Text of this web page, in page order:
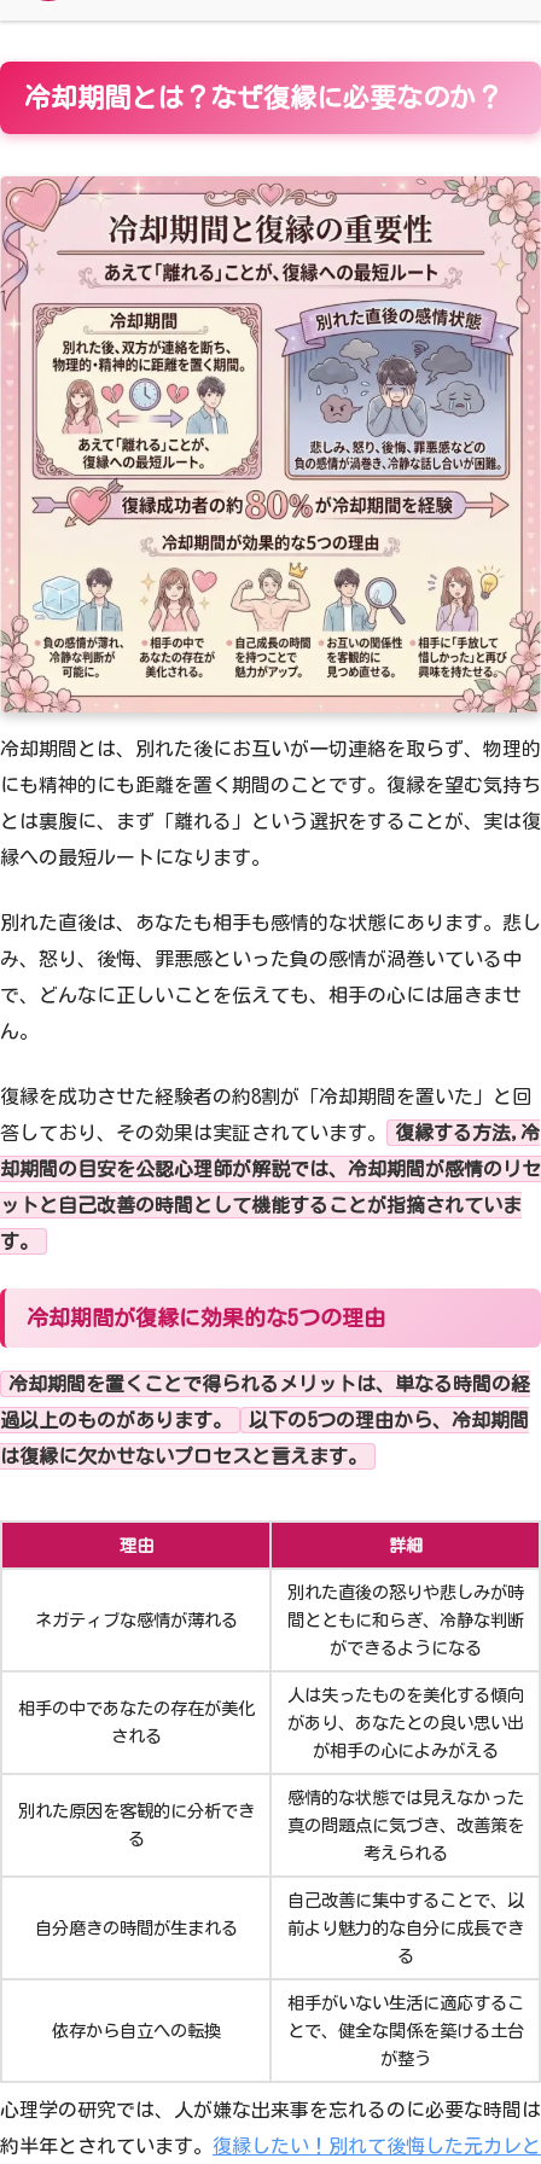
冷却期間とは？なぜ復縁に必要なのか？
冷却期間とは、別れた後にお互いが一切連絡を取らず、物理的
にも精神的にも距離を置く期間のことです。復縁を望む気持ち
とは裏腹に、まず「離れる」という選択をすることが、実は復
縁への最短ルートになります。
別れた直後は、あなたも相手も感情的な状態にあります。悲し
み、怒り、後悔、罪悪感といった負の感情が渦巻いている中
で、どんなに正しいことを伝えても、相手の心には届きませ
ん。
復縁を成功させた経験者の約8割が「冷却期間を置いた」と回
答しており、その効果は実証されています。
復縁する方法,冷
却期間の目安を公認心理師が解説では、冷却期間が感情のリセ
ットと自己改善の時間として機能することが指摘されていま
す。
冷却期間が復縁に効果的な5つの理由
冷却期間を置くことで得られるメリットは、単なる時間の経
過以上のものがあります。
以下の5つの理由から、冷却期間
は復縁に欠かせないプロセスと言えます。
理由 詳細
ネガティブな感情が薄れる
別れた直後の怒りや悲しみが時
間とともに和らぎ、冷静な判断
ができるようになる
相手の中であなたの存在が美化
される
人は失ったものを美化する傾向
があり、あなたとの良い思い出
が相手の心によみがえる
別れた原因を客観的に分析でき
る
感情的な状態では見えなかった
真の問題点に気づき、改善策を
考えられる
自分磨きの時間が生まれる
自己改善に集中することで、以
前より魅力的な自分に成長でき
る
依存から自立への転換
相手がいない生活に適応するこ
とで、健全な関係を築ける土台
が整う
心理学の研究では、人が嫌な出来事を忘れるのに必要な時間は
約半年とされています。 復縁したい！別れて後悔した元カレと